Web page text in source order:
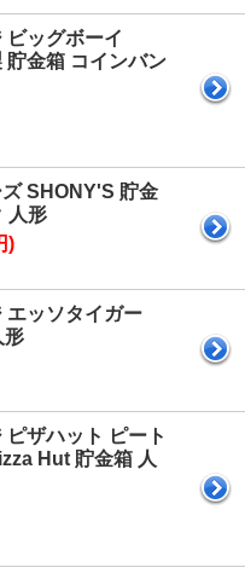
ッグボーイ
貯金箱 コインバン
SHONY'S 貯金
人形
)
エッソタイガー
形
ザハット ピート
Hut 貯金箱 人